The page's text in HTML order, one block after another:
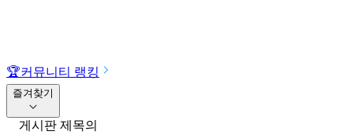
🏆커뮤니티 랭킹
즐겨찾기
게시판 제목의